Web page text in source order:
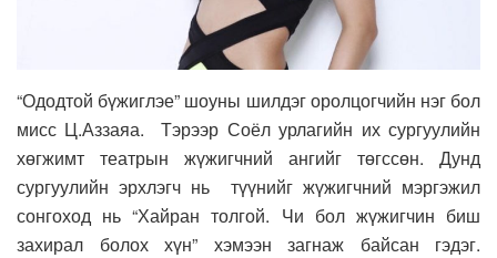
“Ододтой бүжиглэе” шоуны шилдэг оролцогчийн нэг бол
мисс Ц.Аззаяа. Тэрээр Соёл урлагийн их сургуулийн
хөгжимт театрын жүжигчний ангийг төгссөн. Дунд
сургуулийн эрхлэгч нь түүнийг жүжигчний мэргэжил
сонгоход нь “Хайран толгой. Чи бол жүжигчин биш
захирал болох хүн” хэмээн загнаж байсан гэдэг.